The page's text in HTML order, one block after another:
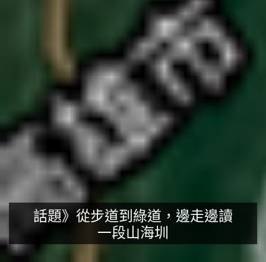
話題》從步道到綠道，邊走邊讀
一段山海圳